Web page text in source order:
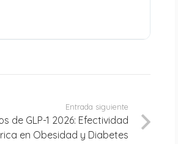
Entrada siguiente
de GLP-1 2026: Efectividad
en Obesidad y Diabetes